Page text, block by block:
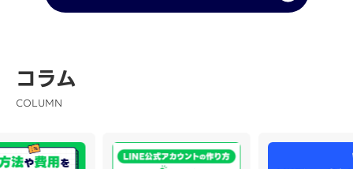
コラム
COLUMN